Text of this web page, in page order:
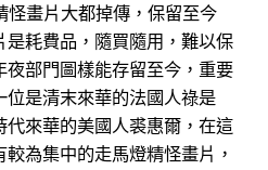
怪畫片大都掉傳，保留至今
是耗費品，隨買隨用，難以保
夜部門圖樣能存留至今，重要
是清末來華的法國人祿是
來華的美國人裘惠爾，在這
為集中的走馬燈精怪畫片，